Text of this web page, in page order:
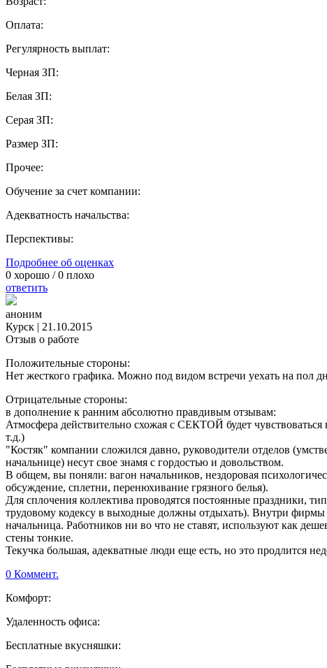
Оплата:
Регулярность выплат:
Черная ЗП:
Белая ЗП:
Серая ЗП:
Размер ЗП:
Прочее:
Обучение за счет компании:
Адекватность начальства:
Перспективы:
Подробнее об оценках
0 хорошо /0 плохо
ответить
аноним
Курск | 21.10.2015
Отзыв о работе
Положительные стороны:
Нет жесткого графика. Можно под видом встречи уехать на пол
Отрицательные стороны:
в дополнение к ранним абсолютно правдивым отзывам:
Атмосфера действительно схожая с СЕКТОЙ будет
т.д.)
"Костяк" компании сложился давно, руководители отделов
начальнице) несут свое знамя с гордостью и довольством.
В общем, вы поняли: вагон начальников, нездоровая
обсуждение, сплетни, перенюхивание грязного белья).
Для сплочения коллектива проводятся постоянные праздники,
трудовому кодексу в выходные должны отдыхать). Внутри
начальница. Работников ни во что не ставят, используют как
стены тонкие.
Текучка большая, адекватные люди еще есть, но это продлится
0 Коммент.
Комфорт:
Удаленность офиса:
Бесплатные вкусняшки: